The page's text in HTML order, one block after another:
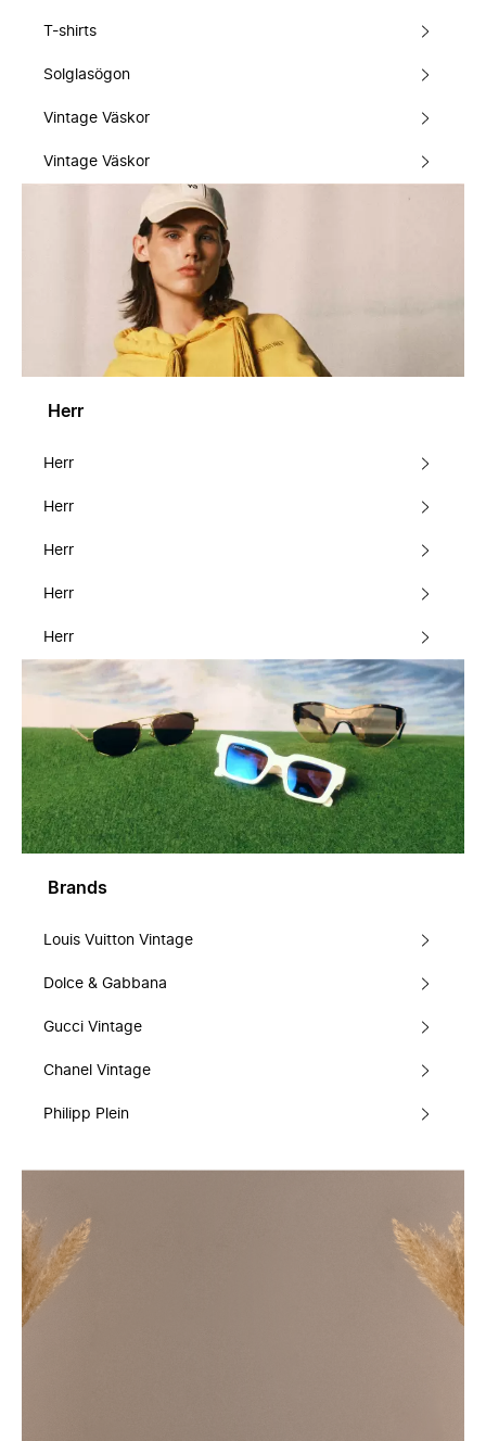
T-shirts
Solglasögon
Vintage Väskor
Vintage Väskor
Herr
Herr
Herr
Herr
Herr
Herr
Brands
Louis Vuitton Vintage
Dolce & Gabbana
Gucci Vintage
Chanel Vintage
Philipp Plein